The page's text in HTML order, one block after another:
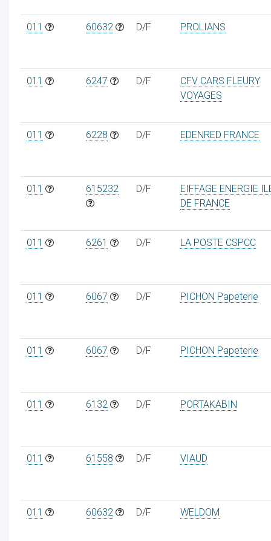
011 60632 D/F PROLIANS
011 6247 D/F
CFV CARS FLEURY
VOYAGES
011 6228 D/F EDENRED FRANCE
011 615232 D/F
EIFFAGE ENERGIE
DE FRANCE
011 6261 D/F LA POSTE CSPCC
011 6067 D/F PICHON Papeterie
011 6067 D/F PICHON Papeterie
011 6132 D/F PORTAKABIN
011 61558 D/F VIAUD
011 60632 D/F WELDOM